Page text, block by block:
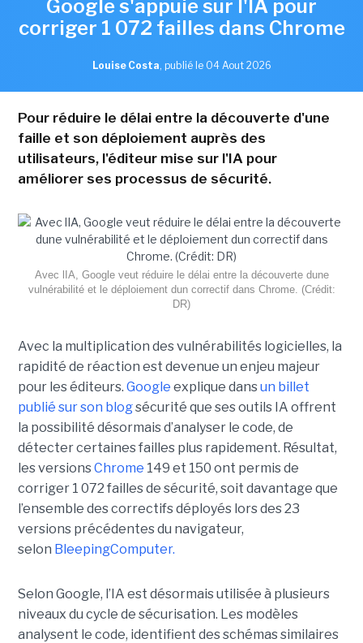
Google s'appuie sur l'IA pour
corriger 1 072 failles dans Chrome
Louise Costa, publié le 04 Aout 2026
Pour réduire le délai entre la découverte d'une
faille et son déploiement auprès des
utilisateurs, l'éditeur mise sur l'IA pour
améliorer ses processus de sécurité.
Avec lIA, Google veut réduire le délai entre la découverte dune
vulnérabilité et le déploiement dun correctif dans Chrome. (Crédit:
DR)
Avec la multiplication des vulnérabilités logicielles, la
rapidité de réaction est devenue un enjeu majeur
pour les éditeurs. Google explique dansun billet
publié sur son blogsécurité que ses outils IA offrent
la possibilité désormais d’analyser le code, de
détecter certaines failles plus rapidement. Résultat,
les versionsChrome 149 et 150 ont permis de
corriger 1 072 failles de sécurité, soit davantage que
l’ensemble des correctifs déployés lors des 23
versions précédentes du navigateur,
selon BleepingComputer.
Selon Google, l’IA est désormais utilisée à plusieurs
niveaux du cycle de sécurisation. Les modèles
analysent le code, identifient des schémas similaires